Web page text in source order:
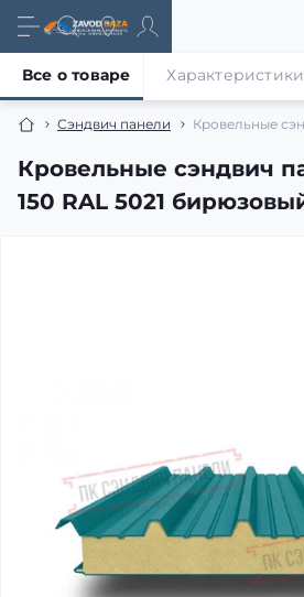
Сэндвич панели Кровельные
Кровельные сэндвич
150 RAL 5021
Все о товаре Характеристики